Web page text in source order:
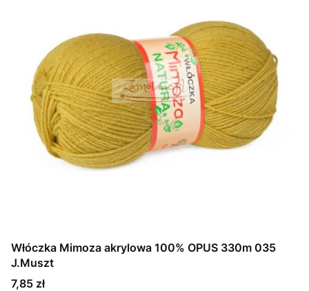
Włóczka Mimoza akrylowa 100% OPUS 330m 035
J.Muszt
Cena
7,85 zł